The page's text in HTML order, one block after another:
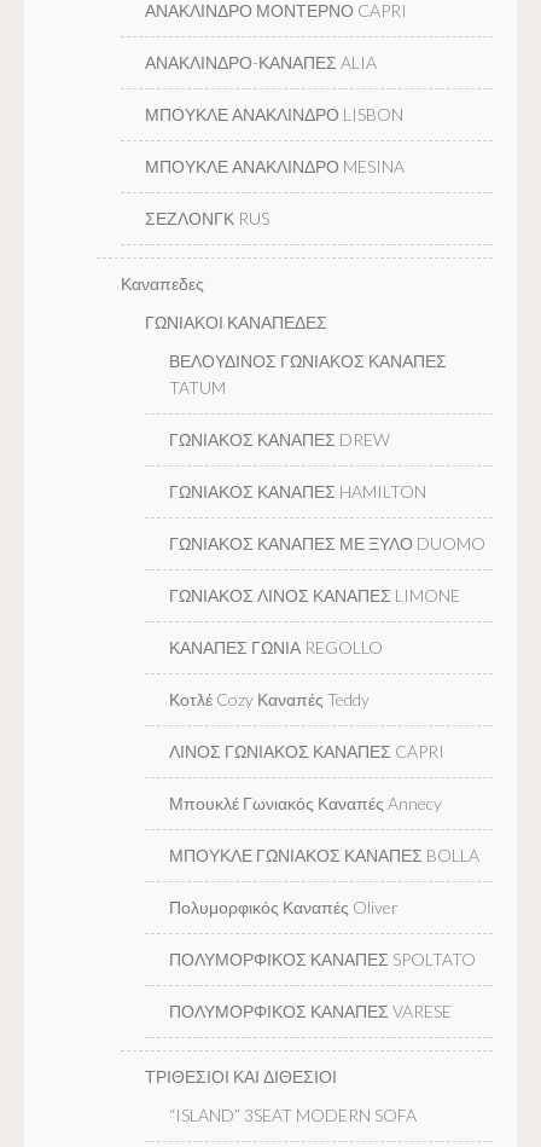
ΑΝΑΚΛΙΝΔΡΟ ΜΟΝΤΕΡΝΟ CAPRI
ΑΝΑΚΛΙΝΔΡΟ-ΚΑΝΑΠΕΣ ALIA
ΜΠΟΥΚΛΕ ΑΝΑΚΛΙΝΔΡΟ LISBON
ΜΠΟΥΚΛΕ ΑΝΑΚΛΙΝΔΡΟ MESINA
ΣΕΖΛΟΝΓΚ RUS
Καναπεδες
ΓΩΝΙΑΚΟΙ ΚΑΝΑΠΕΔΕΣ
ΒΕΛΟΥΔΙΝΟΣ ΓΩΝΙΑΚΟΣ ΚΑΝΑΠΕΣ
TATUM
ΓΩΝΙΑΚΟΣ ΚΑΝΑΠΕΣ DREW
ΓΩΝΙΑΚΟΣ ΚΑΝΑΠΕΣ HAMILTON
ΓΩΝΙΑΚΟΣ ΚΑΝΑΠΕΣ ΜΕ ΞΥΛΟ DUOMO
ΓΩΝΙΑΚΟΣ ΛΙΝΟΣ ΚΑΝΑΠΕΣ LIMONE
ΚΑΝΑΠΕΣ ΓΩΝΙΑ REGOLLO
Κοτλέ Cozy Καναπές Teddy
ΛΙΝΟΣ ΓΩΝΙΑΚΟΣ ΚΑΝΑΠΕΣ CAPRI
Μπουκλέ Γωνιακός Καναπές Annecy
ΜΠΟΥΚΛΕ ΓΩΝΙΑΚΟΣ ΚΑΝΑΠΕΣ BOLLA
Πολυμορφικός Καναπές Oliver
ΠΟΛΥΜΟΡΦΙΚΟΣ ΚΑΝΑΠΕΣ SPOLTATO
ΠΟΛΥΜΟΡΦΙΚΟΣ ΚΑΝΑΠΕΣ VARESE
ΤΡΙΘΕΣΙΟΙ ΚΑΙ ΔΙΘΕΣΙΟΙ
“ISLAND” 3SEAT MODERN SOFA